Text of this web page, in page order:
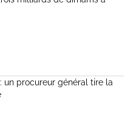
un procureur général tire la